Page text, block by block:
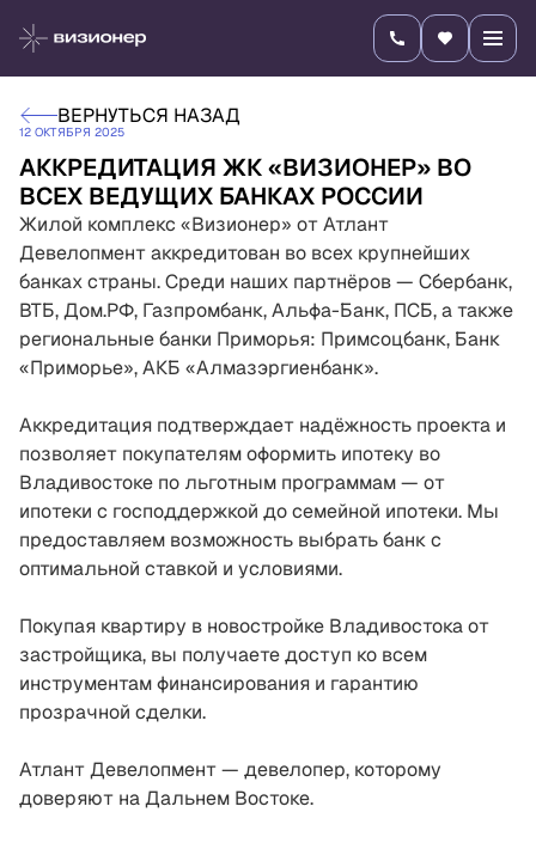
ВЕРНУТЬСЯ НАЗАД
12 ОКТЯБРЯ 2025
АККРЕДИТАЦИЯ ЖК «ВИЗИОНЕР» ВО
ВСЕХ ВЕДУЩИХ БАНКАХ РОССИИ
Жилой комплекс «Визионер» от Атлант
Девелопмент аккредитован во всех крупнейших
банках страны. Среди наших партнёров — Сбербанк,
ВТБ, Дом.РФ, Газпромбанк, Альфа-Банк, ПСБ, а также
региональные банки Приморья: Примсоцбанк, Банк
«Приморье», АКБ «Алмазэргиенбанк».
Аккредитация подтверждает надёжность проекта и
позволяет покупателям оформить ипотеку во
Владивостоке по льготным программам — от
ипотеки с господдержкой до семейной ипотеки. Мы
предоставляем возможность выбрать банк с
оптимальной ставкой и условиями.
Покупая квартиру в новостройке Владивостока от
застройщика, вы получаете доступ ко всем
инструментам финансирования и гарантию
прозрачной сделки.
Атлант Девелопмент — девелопер, которому
доверяют на Дальнем Востоке.